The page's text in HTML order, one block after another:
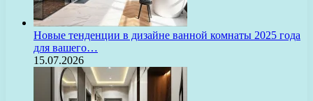
Новые тенденции в дизайне ванной комнаты 2025 года
для вашего…
15.07.2026